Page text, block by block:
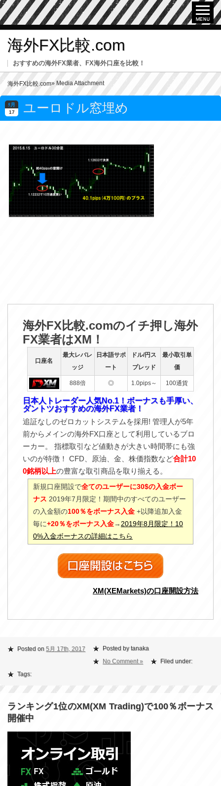
海外FX比較.com
おすすめの海外FX業者、FX海外口座を比較！
海外FX比較.com» Media Attachment
5月
17 ユーロドル窓埋め
海外FX比較.comのイチ押し海外
FX業者はXM！
口座名
最大レバレ
ッジ
日本語サポ
ート
ドル/円ス
プレッド
最小取引単
価
888倍 ◎ 1.0pips～ 100通貨
日本人トレーダー人気No.1！ボーナスも手厚い、
ダントツおすすめの海外FX業者！
追証なしのゼロカットシステムを採用! 管理人が5年
前からメインの海外FX口座として利用しているブロ
ーカー。 指標取引など値動きが大きい時間帯にも強
いのが特徴！ CFD、原油、金、株価指数など合計10
0銘柄以上の豊富な取引商品を取り揃える。
新規口座開設で全てのユーザーに30$の入金ボー
ナス 2019年7月限定！期間中のすべてのユーザー
の入金額の100％をボーナス入金 +以降追加入金
毎に+20％をボーナス入金→ 2019年8月限定！10
0%入金ボーナスの詳細はこちら
XM(XEMarkets)の口座開設方法
Posted on 5月 17th, 2017
Posted by tanaka
No Comment »
Filed under:
Tags:
ランキング1位のXM(XM Trading)で100％ボーナス
開催中